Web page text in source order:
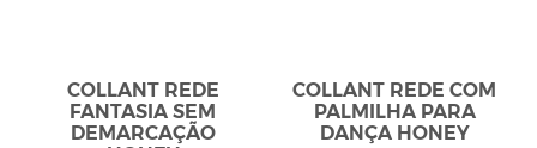
COLLANT REDE
FANTASIA SEM
DEMARCAÇÃO
COLLANT REDE COM
PALMILHA PARA
DANÇA HONEY